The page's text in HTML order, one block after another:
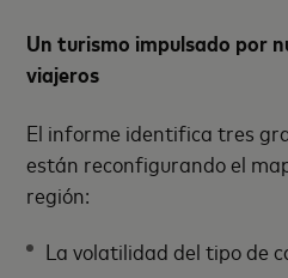
Un turismo impulsado por
viajeros
El informe identifica tres
están reconfigurando el
región:
La volatilidad del tipo de